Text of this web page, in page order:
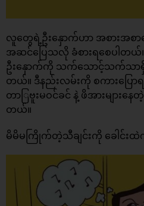
လူတွေရဲ့ဦးနှောက်ဟာ အစားအစာ
အဆင်ပြေသလို ခံစားရစေပါတယ်
ဦးနှောက်ကို သက်သောင့်သက်သာရှိ
တယ်။ ဒီနည်းလမ်းကို စကားပြော
တာြဗူးမဝင်ခင် နဲ့ ဖိအားများန
တယ်။
မိမိမကြိုက်တဲ့သီချင်းကို ခေါင်း